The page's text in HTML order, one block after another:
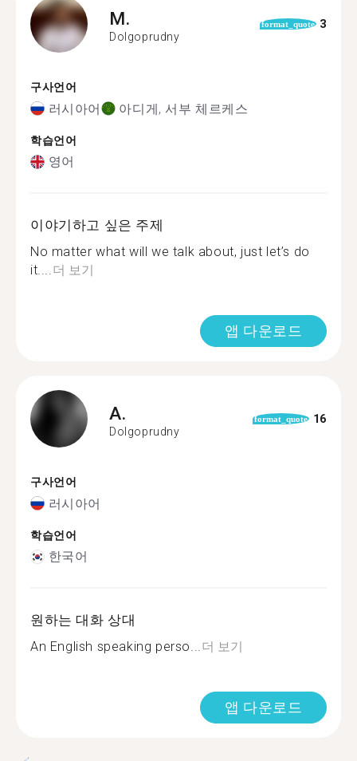
M.
Dolgoprudny
format_quote 3
구사언어
러시아어 아디게, 서부 체르케스
학습언어
영어
이야기하고 싶은 주제
No matter what will we talk about, just let’s do
it....더 보기
앱 다운로드
A.
Dolgoprudny
format_quote 16
구사언어
러시아어
학습언어
한국어
원하는 대화 상대
An English speaking perso...더 보기
앱 다운로드